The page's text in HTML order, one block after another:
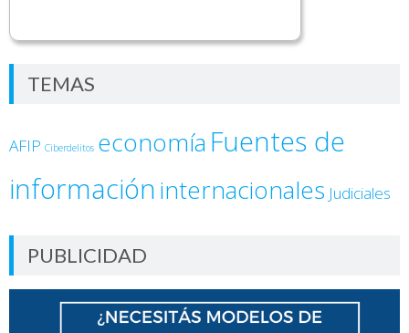
TEMAS
AFIP Ciberdelitos economía Fuentes de
informacióninternacionales Judiciales
PUBLICIDAD